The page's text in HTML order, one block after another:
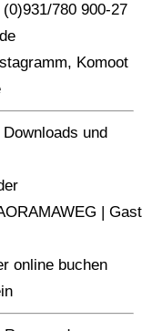
780 900-27
, Komoot
Downloads und
online buchen